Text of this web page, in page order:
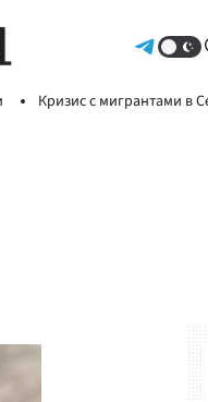
Кризис с мигрантами в